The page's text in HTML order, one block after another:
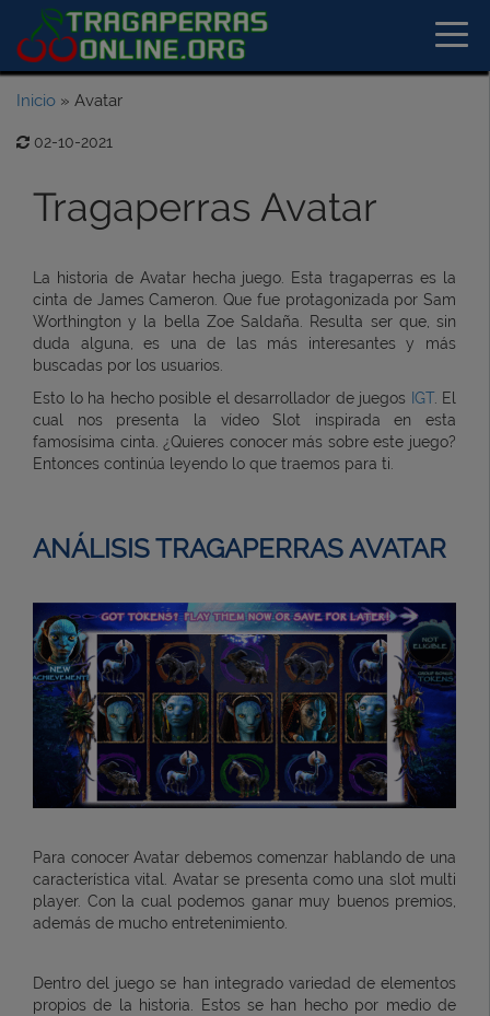
Inicio » Avatar
02-10-2021
Tragaperras Avatar
La historia de Avatar hecha juego. Esta tragaperras es la
cinta de James Cameron. Que fue protagonizada por Sam
Worthington y la bella Zoe Saldaña. Resulta ser que, sin
duda alguna, es una de las más interesantes y más
buscadas por los usuarios.
Esto lo ha hecho posible el desarrollador de juegos IGT. El
cual nos presenta la vídeo Slot inspirada en esta
famosísima cinta. ¿Quieres conocer más sobre este juego?
Entonces continúa leyendo lo que traemos para ti.
ANÁLISIS TRAGAPERRAS AVATAR
Para conocer Avatar debemos comenzar hablando de una
característica vital. Avatar se presenta como una slot multi
player. Con la cual podemos ganar muy buenos premios,
además de mucho entretenimiento.
Dentro del juego se han integrado variedad de elementos
propios de la historia. Estos se han hecho por medio de